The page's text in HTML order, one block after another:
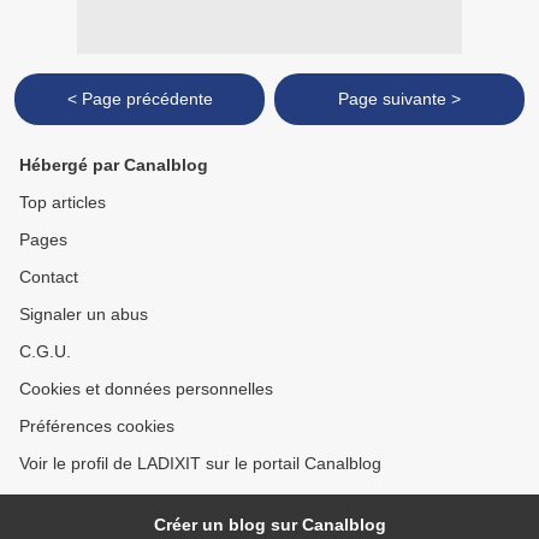
< Page précédente Page suivante >
Hébergé par Canalblog
Top articles
Pages
Contact
Signaler un abus
C.G.U.
Cookies et données personnelles
Préférences cookies
Voir le profil de LADIXIT sur le portail Canalblog
Créer un blog sur Canalblog